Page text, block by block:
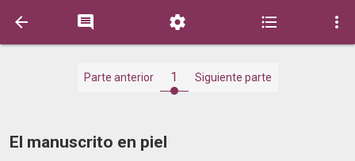
    
Parte anterior 1 Siguiente parte
El manuscrito en piel